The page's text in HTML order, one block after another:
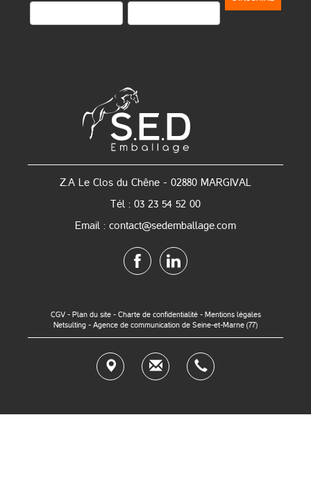
Z.A Le Clos du Chêne - 02880 MARGIVAL
Tél : 03 23 54 52 00
Email : contact@sedemballage.com
CGV- Plan du site- Charte de confidentialité- Mentions légales
Netsulting - Agence de communication de Seine-et-Marne (77)